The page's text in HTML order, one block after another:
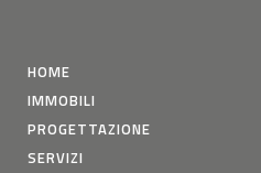
HOME
IMMOBILI
PROGETTAZIONE
SERVIZI